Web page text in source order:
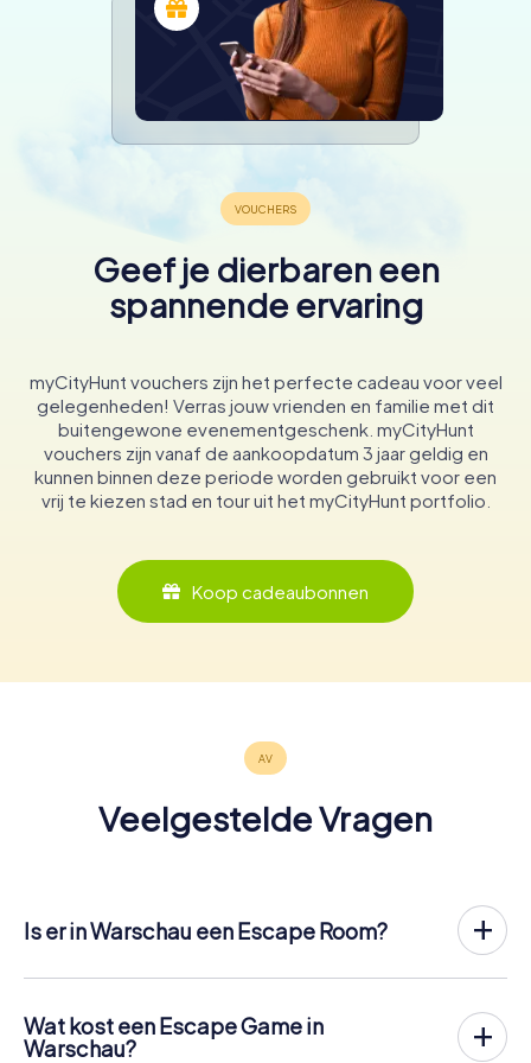
Geef je dierbaren een
spannende ervaring
myCityHunt vouchers zijn het perfecte cadeau voor veel
gelegenheden! Verras jouw vrienden en familie met dit
buitengewone evenementgeschenk. myCityHunt
vouchers zijn vanaf de aankoopdatum 3 jaar geldig en
kunnen binnen deze periode worden gebruikt voor een
vrij te kiezen stad en tour uit het myCityHunt portfolio.
Koop cadeaubonnen
Veelgestelde Vragen
Is er in Warschau een Escape Room?
Het is nu mogelijk om in Warschau een Escape Game in de
buitenlucht te spelen!
In tegenstelling tot een klassieke Escape Room, waar
spelers in een kleine kamer worden opgesloten, vindt de
Wat kost een Escape Game in
Warschau?